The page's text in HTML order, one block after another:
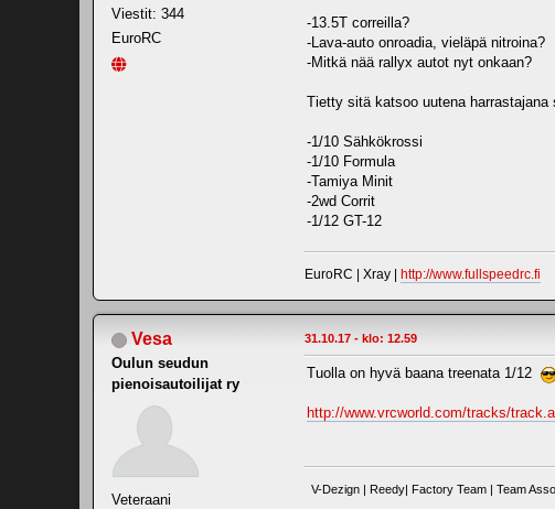
Viestit: 344
EuroRC
-13.5T correilla?
-Lava-auto onroadia, vieläpä nitroina?
-Mitkä nää rallyx autot nyt onkaan?
Tietty sitä katsoo uutena
-1/10 Sähkökrossi
-1/10 Formula
-Tamiya Minit
-2wd Corrit
-1/12 GT-12
EuroRC | Xray | http://www.fullspeedrc.fi
Vesa
Oulun seudun
pienoisautoilijat ry
Veteraani
31.10.17 - klo: 12.59
Tuolla on hyvä baana treenata 1/12
http://www.vrcworld.com/tracks/
V-Dezign | Reedy| Factory Team | Team